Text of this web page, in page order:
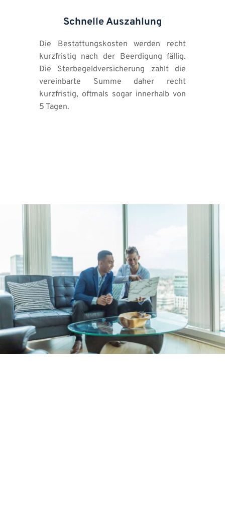
Schnelle Auszahlung
Die Bestattungskosten werden recht
kurzfristig nach der Beerdigung fällig.
Die Sterbegeldversicherung zahlt die
vereinbarte Summe daher recht
kurzfristig, oftmals sogar innerhalb von
5 Tagen.